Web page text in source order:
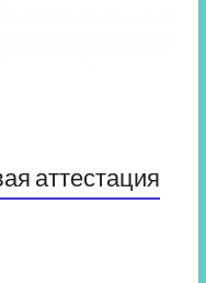
аттестация